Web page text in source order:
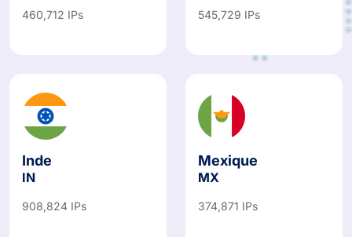
460,712 IPs 545,729 IPs
Inde
IN
908,824 IPs
Mexique
MX
374,871 IPs